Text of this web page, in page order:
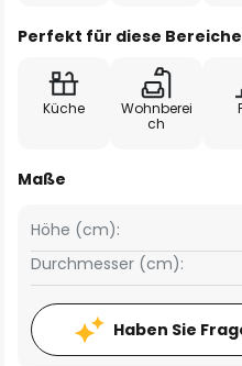
Perfekt für diese Bereiche
Küche
Wohnberei
ch
Maße
Höhe (cm):
Durchmesser (cm):
Haben Sie